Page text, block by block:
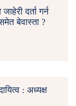
दर्ता गर्न
बेवास्ता ?
: अध्यक्ष